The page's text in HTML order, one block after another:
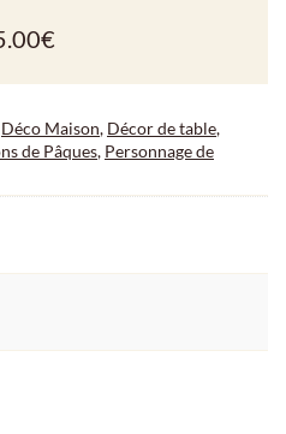
€
Déco Maison, Décor de table,
de Pâques, Personnage de